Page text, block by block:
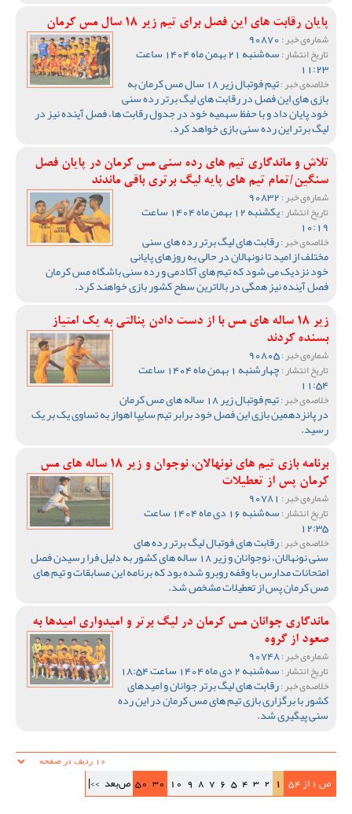
پایان رقابت های این فصل برای تیم زیر 18 سال مس کرمان
شماره‌ی خبر :
تاریخ انتشار : سه‌شنبه 21 بهمن ماه 1404 ساعت
11:23
خلاصه‌ی خبر : تیم فوتبال زیر 18 سال مس کرمان به
بازی های این فصل در رقابت های لیگ برتر رده سنی
خود پایان داد و با حفظ سهمیه خود در جدول رقابت ها، فصل آینده نیز در
لیگ برتر این رده سنی بازی خواهد کرد.
تلاش و ماندگاری تیم های رده سنی مس کرمان در پایان فصل
سنگین/تمام تیم های پایه لیگ برتری باقی ماندند
شماره‌ی خبر :
تاریخ انتشار : یکشنبه 12 بهمن ماه 1404 ساعت
10:19
خلاصه‌ی خبر :رقابت های لیگ برتر رده های سنی
مختلف از امید تا نونهالان در حالی به روزهای پایانی
خود نزدیک می شود که تیم های آکادمی و رده سنی باشگاه مس کرمان
فصل آینده نیز همگی در بالاترین سطح کشور بازی خواهند کرد.
زیر 18 ساله های مس با از دست دادن پنالتی به یک امتیاز
بسنده کردند
شماره‌ی خبر :
تاریخ انتشار : چهارشنبه 1 بهمن ماه 1404 ساعت
11:54
خلاصه‌ی خبر : تیم فوتبال زیر 18 ساله های مس کرمان
در پانزدهمین بازی این فصل خود برابر تیم سایپا اهواز به تساوی یک بر یک
رسید.
برنامه بازی تیم های نونهالان، نوجوان و زیر 18 ساله های مس
کرمان پس از تعطیلات
شماره‌ی خبر :
تاریخ انتشار : سه‌شنبه 16 دی ماه 1404 ساعت
12:35
خلاصه‌ی خبر :رقابت های فوتبال لیگ برتر رده های
سنی نونهالان، نوجوانان و زیر 18 ساله های کشور به دلیل فرا رسیدن فصل
امتحانات مدارس با وقفه روبرو شده بود که برنامه این مسابقات و تیم های
مس کرمان پس از تعطیلات مشخص شد.
ماندگاری جوانان مس کرمان در لیگ برتر و امیدواری امیدها به
صعود از گروه
شماره‌ی خبر :
تاریخ انتشار :سه‌شنبه 2 دی ماه 1404 ساعت 18:54
خلاصه‌ی خبر :رقابت های لیگ برتر جوانان و امیدهای
کشور با برگزاری بازی تیم های مس کرمان در این رده
سنی پیگیری شد.
ص 1 از 54 1
2
3
4
5
6
7
8
9
10
30
50 ص‌بعد >>|